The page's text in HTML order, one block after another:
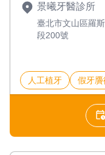
景曦牙醫診所
臺北市文山區羅
段200號
人工植牙 假牙贗